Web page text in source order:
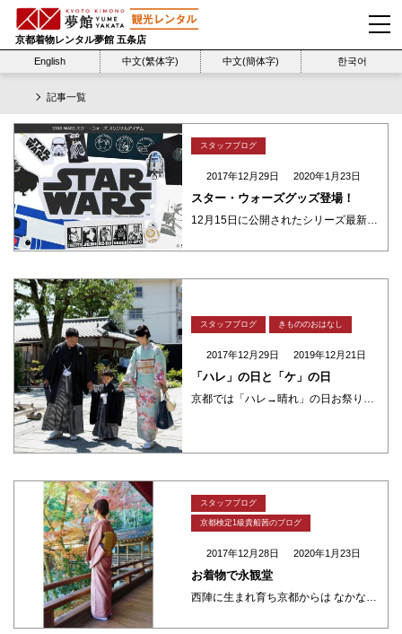
京都着物レンタル夢館 五条店
English
中文(繁体字) 中文(簡体字) 한국어
記事一覧
スタッフブログ
2017年12月29日 2020年1月23日
スター・ウォーズグッズ登場！
12月15日に公開されたシリーズ最新作「スター・ウォーズ／最後のジェダイ」も話題沸騰！ 姉妹店の京都きもの町より4つのオリジナルグッズが登場しました☆☆ もちろん夢館でも販売しておりますので、着物のコーデにもすぐにご使用 ・・・
スタッフブログ きもののおはなし
2017年12月29日 2019年12月21日
「ハレ」の日と「ケ」の日
京都では「ハレ→晴れ」の日お祭りや年中行事などの非日常と 「ケ→普段の生活」の日と呼んで日常と非日常を使い分けていました 「ハレ」の日には晴れ着を着て神聖な食べ物（お餅や赤飯）を食べたり して特別な日である事を楽し ・・・
スタッフブログ
京都検定1級貴船茜のブログ
2017年12月28日 2020年1月23日
お着物で永観堂
西陣に生まれ育ち京都からは なかなか出られへん私です。 そやけど飽きひん町です。 京都は「山紫水明の地」やと言われています。 東山三十六峰の山々、鴨川の美しい流れ。 風光明媚なこの地に人々は魅了されてきました。 私はお着 ・・・